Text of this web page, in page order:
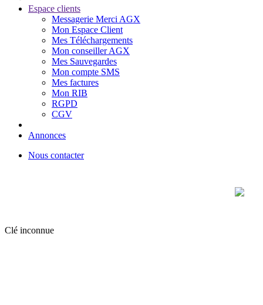
Espace clients
Messagerie Merci AGX
Mon Espace Client
Mes Téléchargements
Mon conseiller AGX
Mes Sauvegardes
Mon compte SMS
Mes factures
Mon RIB
RGPD
CGV
Annonces
Nous contacter
Clé inconnue